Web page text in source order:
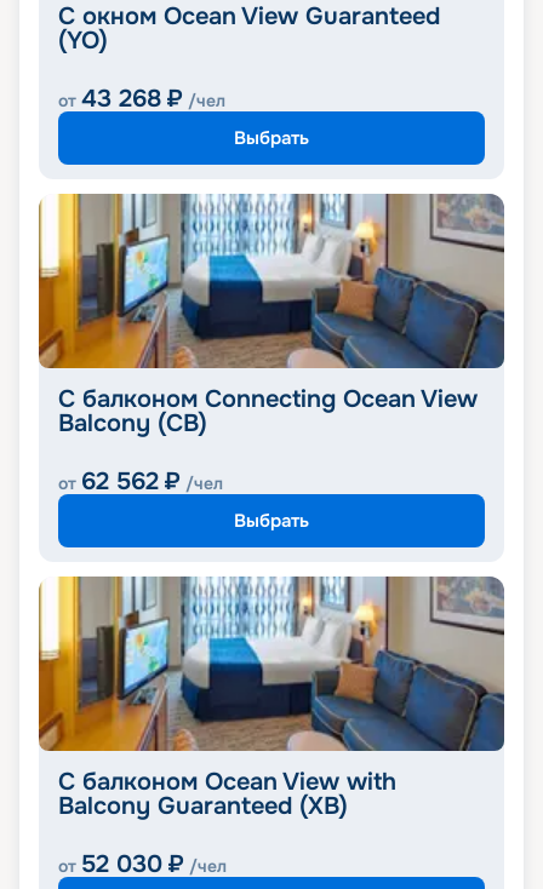
С окном Ocean View Guaranteed
(YO)
от 43 268 ₽ /чел
Выбрать
С балконом Connecting Ocean View
Balcony (CB)
от 62 562 ₽ /чел
Выбрать
С балконом Ocean View with
Balcony Guaranteed (XB)
от 52 030 ₽ /чел